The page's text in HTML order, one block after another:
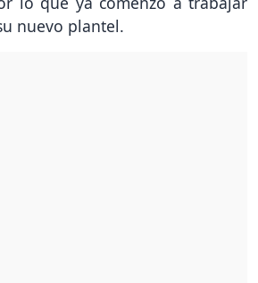
nuevo plantel.